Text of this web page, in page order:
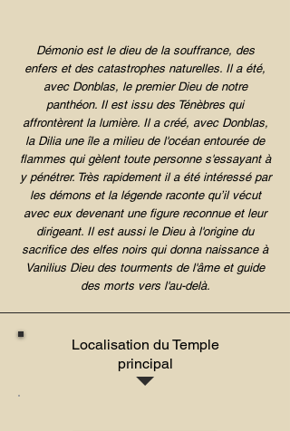
Démonio est le dieu de la souffrance, des
enfers et des catastrophes naturelles. Il a été,
avec Donblas, le premier Dieu de notre
panthéon. Il est issu des Ténèbres qui
affrontèrent la lumière. Il a créé, avec Donblas,
la Dilia une île a milieu de l'océan entourée de
flammes qui gèlent toute personne s'essayant à
y pénétrer. Très rapidement il a été intéressé par
les démons et la légende raconte qu’il vécut
avec eux devenant une figure reconnue et leur
dirigeant. Il est aussi le Dieu à l'origine du
sacrifice des elfes noirs qui donna naissance à
Vanilius Dieu des tourments de l'âme et guide
des morts vers l'au-delà.
Localisation du Temple
principal